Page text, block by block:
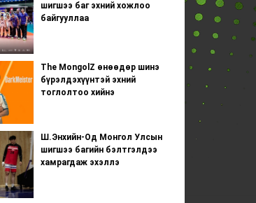
шигшээ баг эхний хожлоо
байгууллаа
The MongolZ өнөөдөр шинэ
бүрэлдэхүүнтэй эхний
тоглолтоо хийнэ
Ш.Энхийн-Од Монгол Улсын
шигшээ багийн бэлтгэлдээ
хамрагдаж эхэллэ